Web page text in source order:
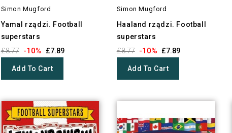
Simon Mugford
Yamal rządzi. Football
superstars
£8.77 -10% £7.89
Add To Cart
Simon Mugford
Haaland rządzi. Football
superstars
£8.77 -10% £7.89
Add To Cart